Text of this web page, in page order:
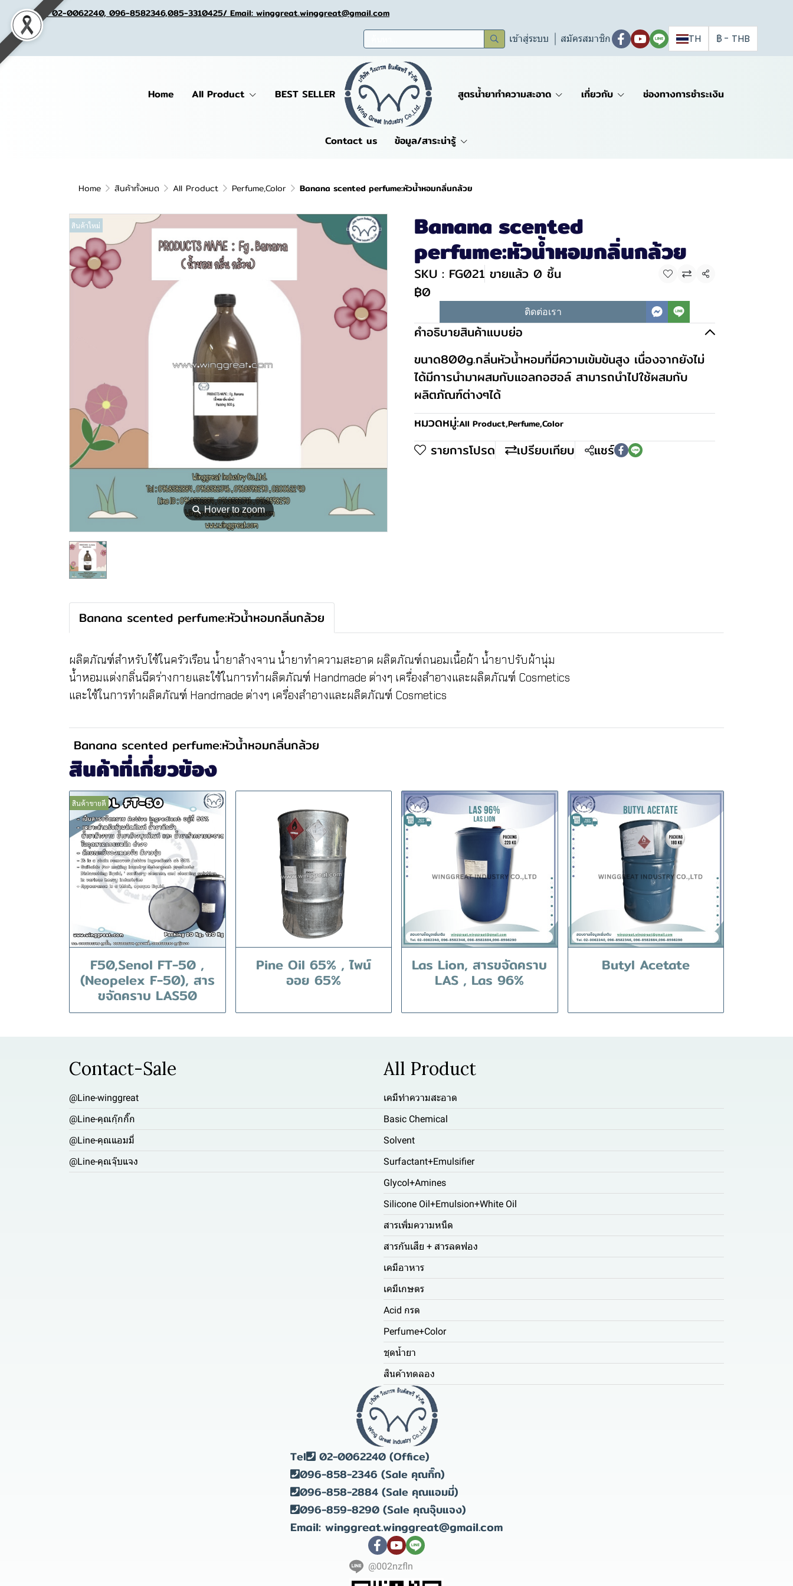
Tel. 02-0062240, 096-8582346,085-3310425/ Email: winggreat.winggreat@gmail.com
เข้าสู่ระบบ สมัครสมาชิก TH ฿ - THB
Home All Product BEST SELLER สูตรน้ำยาทำความสะอาด เกี่ยวกับ ช่องทางการชำระเงิน
Contact us ข้อมูล/สาระน่ารู้
Home สินค้าทั้งหมด All Product Perfume,Color Banana scented perfume:หัวน้ำหอมกลิ่นกล้วย
⚲Hover to zoom
สินค้าใหม่ Banana scented
perfume:หัวน้ำหอมกลิ่นกล้วย
SKU : FG021 ขายแล้ว 0 ชิ้น แชร์
฿0
ติดต่อเรา
คำอธิบายสินค้าแบบย่อ
ขนาด800g.กลิ่นหัวน้ำหอมที่มีความเข้มข้นสูง เนื่องจากยังไม่
ได้มีการนำมาผสมกับแอลกอฮอล์ สามารถนำไปใช้ผสมกับ
ผลิตภัณฑ์ต่างๆได้
หมวดหมู่:All Product,Perfume,Color
รายการโปรด เปรียบเทียบ แชร์
Banana scented perfume:หัวน้ำหอมกลิ่นกล้วย
ผลิตภัณฑ์สำหรับใช้ในครัวเรือน น้ำยาล้างจาน น้ำยาทำความสะอาด ผลิตภัณฑ์ถนอมเนื้อผ้า น้ำยาปรับผ้านุ่ม
น้ำหอมแต่งกลิ่นฉีดร่างกายและใช้ในการทำผลิตภัณฑ์ Handmade ต่างๆ เครื่องสำอางและผลิตภัณฑ์ Cosmetics
และใช้ในการทำผลิตภัณฑ์ Handmade ต่างๆ เครื่องสำอางและผลิตภัณฑ์ Cosmetics
Banana scented perfume:หัวน้ำหอมกลิ่นกล้วย
สินค้าที่เกี่ยวข้อง
สินค้าขายดี
F50,Senol FT-50 ,
(Neopelex F-50), สาร
ขจัดคราบ LAS50
Pine Oil 65% , ไพน์
ออย 65%
Las Lion, สารขจัดคราบ
LAS , Las 96%
Butyl Acetate
Contact-Sale
@Line-winggreat
@Line-คุณกุ๊กกิ๊ก
@Line-คุณแอมมี่
@Line-คุณจุ๊บแจง
All Product
เคมีทำความสะอาด
Basic Chemical
Solvent
Surfactant+Emulsifier
Glycol+Amines
Silicone Oil+Emulsion+White Oil
สารเพิ่มความหนืด
สารกันเสีย + สารลดฟอง
เคมีอาหาร
เคมีเกษตร
Acid กรด
Perfume+Color
ชุดน้ำยา
สินค้าทดลอง
Tel 02-0062240 (Office)
096-858-2346 (Sale คุณกิ๊ก)
096-858-2884 (Sale คุณแอมมี่)
096-859-8290 (Sale คุณจุ๊บแจง)
Email: winggreat.winggreat@gmail.com
@002nzfln